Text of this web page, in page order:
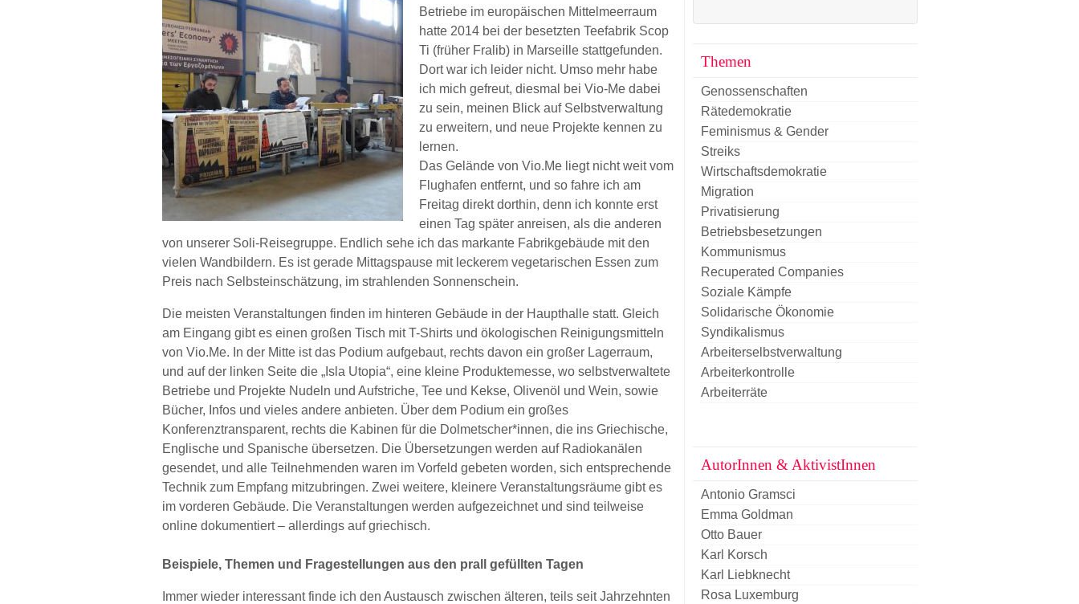
Betriebe im europäischen Mittelmeerraum
hatte 2014 bei der besetzten Teefabrik Scop
Ti (früher Fralib) in Marseille stattgefunden.
Dort war ich leider nicht. Umso mehr habe
ich mich gefreut, diesmal bei Vio-Me dabei
zu sein, meinen Blick auf Selbstverwaltung
zu erweitern, und neue Projekte kennen zu
lernen.
Das Gelände von Vio.Me liegt nicht weit vom
Flughafen entfernt, und so fahre ich am
Freitag direkt dorthin, denn ich konnte erst
einen Tag später anreisen, als die anderen
von unserer Soli-Reisegruppe. Endlich sehe ich das markante Fabrikgebäude mit den
vielen Wandbildern. Es ist gerade Mittagspause mit leckerem vegetarischen Essen zum
Preis nach Selbsteinschätzung, im strahlenden Sonnenschein.
Die meisten Veranstaltungen finden im hinteren Gebäude in der Haupthalle statt. Gleich
am Eingang gibt es einen großen Tisch mit T-Shirts und ökologischen Reinigungsmitteln
von Vio.Me. In der Mitte ist das Podium aufgebaut, rechts davon ein großer Lagerraum,
und auf der linken Seite die „Isla Utopia“, eine kleine Produktemesse, wo selbstverwaltete
Betriebe und Projekte Nudeln und Aufstriche, Tee und Kekse, Olivenöl und Wein, sowie
Bücher, Infos und vieles andere anbieten. Über dem Podium ein großes
Konferenztransparent, rechts die Kabinen für die Dolmetscher*innen, die ins Griechische,
Englische und Spanische übersetzen. Die Übersetzungen werden auf Radiokanälen
gesendet, und alle Teilnehmenden waren im Vorfeld gebeten worden, sich entsprechende
Technik zum Empfang mitzubringen. Zwei weitere, kleinere Veranstaltungsräume gibt es
im vorderen Gebäude. Die Veranstaltungen werden aufgezeichnet und sind teilweise
online dokumentiert – allerdings auf griechisch.
Beispiele, Themen und Fragestellungen aus den prall gefüllten Tagen
Immer wieder interessant finde ich den Austausch zwischen älteren, teils seit Jahrzehnten
Themen
Genossenschaften
Rätedemokratie
Feminismus & Gender
Streiks
Wirtschaftsdemokratie
Migration
Privatisierung
Betriebsbesetzungen
Kommunismus
Recuperated Companies
Soziale Kämpfe
Solidarische Ökonomie
Syndikalismus
Arbeiterselbstverwaltung
Arbeiterkontrolle
Arbeiterräte
AutorInnen & AktivistInnen
Antonio Gramsci
Emma Goldman
Otto Bauer
Karl Korsch
Karl Liebknecht
Rosa Luxemburg